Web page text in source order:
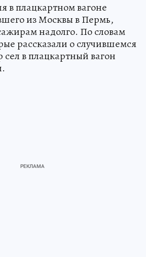
в плацкартном вагоне
из Москвы в Пермь,
надолго. По словам
рассказали о случившемся
сел в плацкартный вагон